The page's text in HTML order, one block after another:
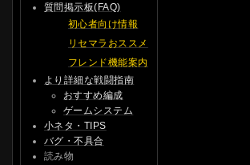
質問掲示板(FAQ)
初心者向け情報
リセマラおススメ
フレンド機能案内
より詳細な戦闘指南
おすすめ編成
ゲームシステム
小ネタ・TIPS
バグ・不具合
読み物